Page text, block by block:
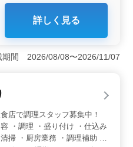
環境＞ この求人はベテラ
います。調理経験が1年以上
での調理業務全般を担当
広い業務に従事するた
とができます。 ＜安定
年収350万円から600万円
賞与は年2回、3万円から20
した収入が期待できます。
詳しく見る
期間 2026/08/08〜2026/11/07
店で調理スタッフ募集中！
・調理 ・盛り付け ・仕込み
清掃 ・厨房業務 ・調理補助 マ